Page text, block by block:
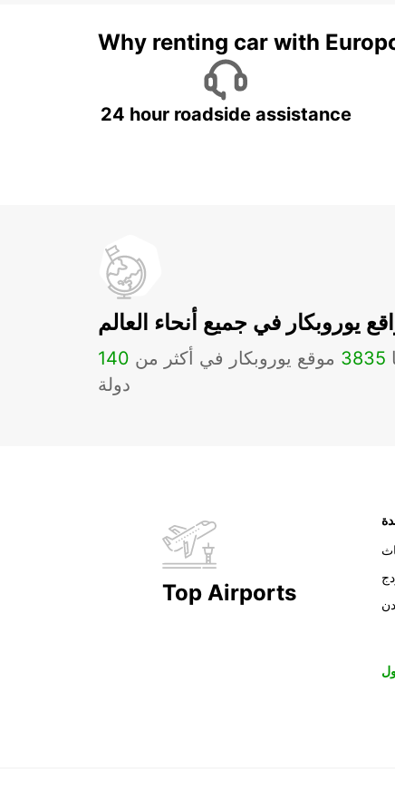
Why renting car with
24 hour roadside assistance
يوروبكار في جميع أنحاء العالم
3835 موقع يوروبكار في أكثر من 140
دولة
Top Airports